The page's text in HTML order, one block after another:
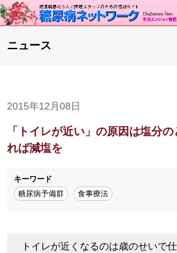
談話室BBS
糖尿病のきほん
特集・連載
特集・連載 一覧へ
腎臓の健康道
血糖トレンド
1型ライフ
ニュース
2015年12月08日
「トイレが近い」の原因は塩分
れば減塩を
キーワード
糖尿病予備群
食事療法
トイレが近くなるのは歳のせいで